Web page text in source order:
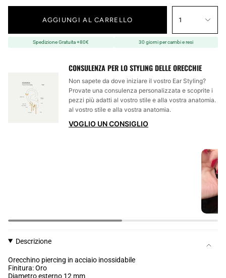
1
AGGIUNGI AL CARRELLO
Spedizione Gratuita +80€ 30 giorni per cambi e resi
CONSULENZA PER LO STYLING DELLE ORECCHIE
Non sapete da dove iniziare il vostro Ear Styling?
Provate una consulenza personalizzata e scoprite i
pezzi più adatti al vostro stile e alla vostra anatomia.
al vostro stile e alla vostra anatomia.
VOGLIO UN CONSIGLIO
Descrizione
Orecchino piercing in acciaio inossidabile
Finitura: Oro
Diametro esterno 12 mm